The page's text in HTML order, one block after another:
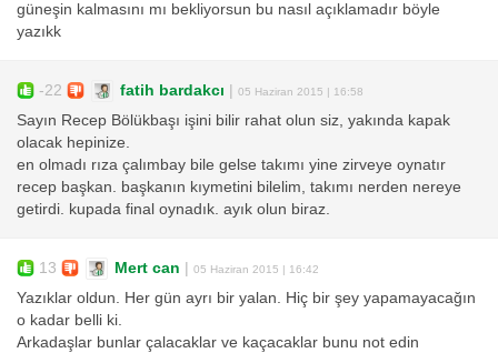
güneşin kalmasını mı bekliyorsun bu nasıl açıklamadır böyle
yazıkk
-22 fatih bardakcı 05 Haziran 2015 | 16:58
Sayın Recep Bölükbaşı işini bilir rahat olun siz, yakında kapak
olacak hepinize.
en olmadı rıza çalımbay bile gelse takımı yine zirveye oynatır
recep başkan. başkanın kıymetini bilelim, takımı nerden nereye
getirdi. kupada final oynadık. ayık olun biraz.
13 Mert can 05 Haziran 2015 | 16:42
Yazıklar oldun. Her gün ayrı bir yalan. Hiç bir şey yapamayacağın
o kadar belli ki.
Arkadaşlar bunlar çalacaklar ve kaçacaklar bunu not edin